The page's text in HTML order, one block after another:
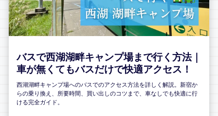
バスで西湖湖畔キャンプ場まで行く方法｜
車が無くてもバスだけで快適アクセス！
西湖湖畔キャンプ場へのバスでのアクセス方法を詳しく解説。新宿か
らの乗り換え、所要時間、買い出しのコツまで、車なしでも快適に行
ける完全ガイド。